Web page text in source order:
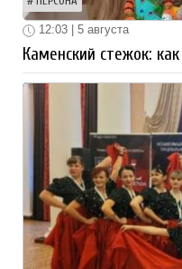
12:03 | 5 августа
Каменский стежок: